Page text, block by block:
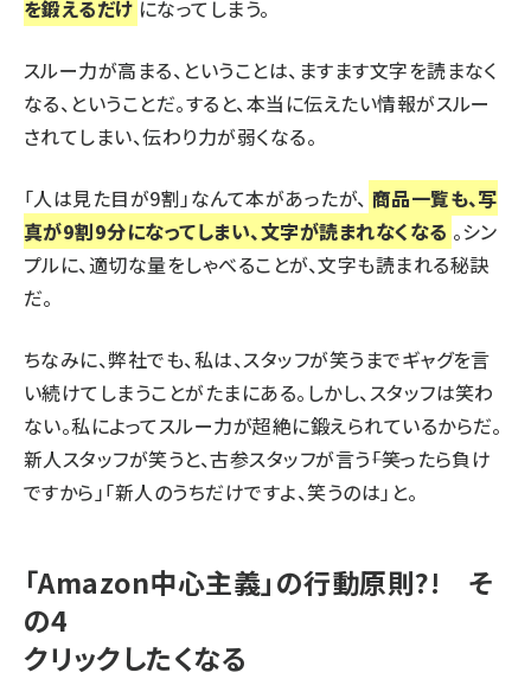
を鍛えるだけ になってしまう。
スルー力が高まる、ということは、ますます文字を読まなく
なる、ということだ。すると、本当に伝えたい情報がスルー
されてしまい、伝わり力が弱くなる。
「人は見た目が9割」なんて本があったが、 商品一覧も、写
真が9割9分になってしまい、文字が読まれなくなる 。シン
プルに、適切な量をしゃべることが、文字も読まれる秘訣
だ。
ちなみに、弊社でも、私は、スタッフが笑うまでギャグを言
い続けてしまうことがたまにある。しかし、スタッフは笑わ
ない。私によってスルー力が超絶に鍛えられているからだ。
新人スタッフが笑うと、古参スタッフが言う――「笑ったら負け
ですから」「新人のうちだけですよ、笑うのは」 と。
「Amazon中心主義」の行動原則?! そ
の4
クリックしたくなる